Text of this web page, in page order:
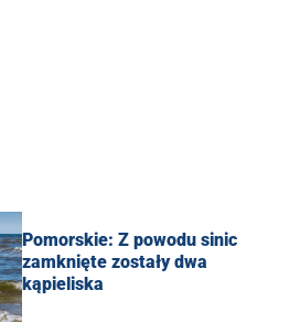
Pomorskie: Z powodu sinic
zamknięte zostały dwa
kąpieliska